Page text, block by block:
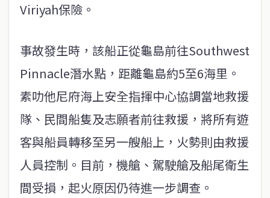
Viriyah保險。
事故發生時，該船正從龜島前往Southwest
Pinnacle潛水點，距離龜島約5至6海里。
素叻他尼府海上安全指揮中心協調當地救援
隊、民間船隻及志願者前往救援，將所有遊
客與船員轉移至另一艘船上，火勢則由救援
人員控制。目前，機艙、駕駛艙及船尾衛生
間受損，起火原因仍待進一步調查。